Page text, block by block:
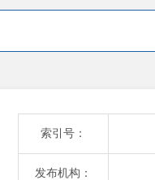
索引号：
发布机构：